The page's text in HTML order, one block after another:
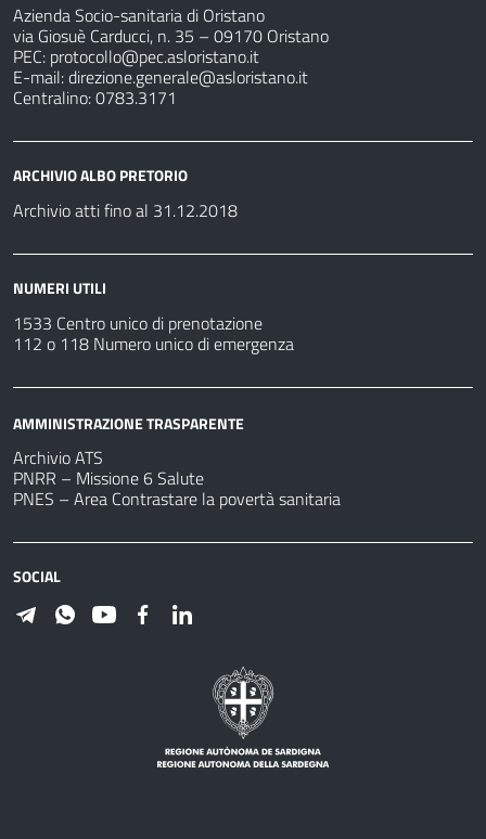
Azienda Socio-sanitaria di Oristano
via Giosuè Carducci, n. 35 – 09170 Oristano
PEC: protocollo@pec.asloristano.it
E-mail:direzione.generale@asloristano.it
Centralino: 0783.3171
ARCHIVIO ALBO PRETORIO
Archivio atti fino al 31.12.2018
NUMERI UTILI
1533 Centro unico di prenotazione
112 o 118 Numero unico di emergenza
AMMINISTRAZIONE TRASPARENTE
Archivio ATS
PNRR – Missione 6 Salute
PNES – Area Contrastare la povertà sanitaria
SOCIAL